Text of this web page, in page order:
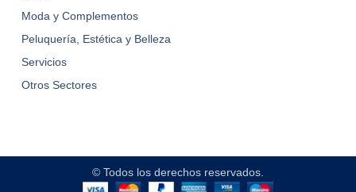
Moda y Complementos
Peluquería, Estética y Belleza
Servicios
Otros Sectores
© Todos los derechos reservados.